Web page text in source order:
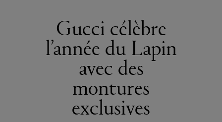
Gucci célèbre
l’année du Lapin
avec des
montures
exclusives